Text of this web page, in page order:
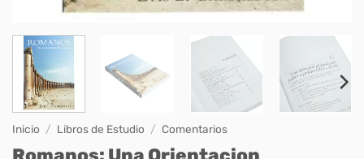
Inicio / Libros de Estudio / Comentarios